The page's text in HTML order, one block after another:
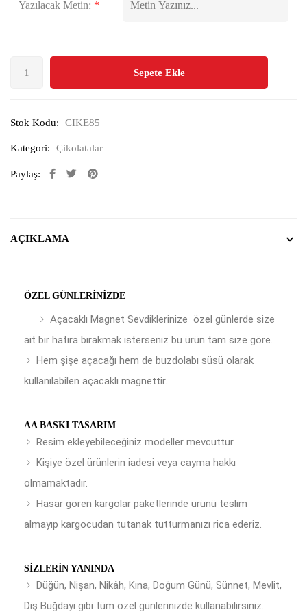
Yazılacak Metin: *
Sepete Ekle
Stok Kodu: CIKE85
Kategori: Çikolatalar
Paylaş:
AÇIKLAMA
ÖZEL GÜNLERINIZDE
Açacaklı Magnet Sevdiklerinize özel günlerde size
ait bir hatıra bırakmak isterseniz bu ürün tam size göre.
Hem şişe açacağı hem de buzdolabı süsü olarak
kullanılabilen açacaklı magnettir.
AA BASKI TASARIM
Resim ekleyebileceğiniz modeller mevcuttur.
Kişiye özel ürünlerin iadesi veya cayma hakkı
olmamaktadır.
Hasar gören kargolar paketlerinde ürünü teslim
almayıp kargocudan tutanak tutturmanızı rica ederiz.
SIZLERIN YANINDA
Düğün, Nişan, Nikâh, Kına, Doğum Günü, Sünnet, Mevlit,
Diş Buğdayı gibi tüm özel günlerinizde kullanabilirsiniz.